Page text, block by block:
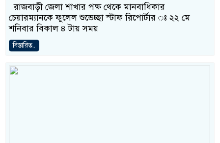
রাজবাড়ী জেলা শাখার পক্ষ থেকে মানবাধিকার
চেয়ারম্যানকে ফুলেল শুভেচ্ছা স্টাফ রিপোর্টার ঃ ২২ মে
শনিবার বিকাল ৪ টায় সময়
বিস্তারিত..